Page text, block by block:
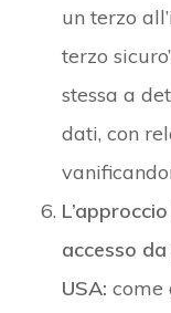
un terzo
terzo
stessa a
dati, con
accesso
USA: come